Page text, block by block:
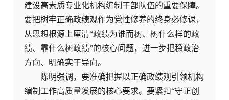
建设高素质专业化机构编制干部队伍的重要保障。
要把树牢正确政绩观作为党性修养的终身必修课，
从思想根源上厘清“政绩为谁而树、树什么样的政
绩、靠什么树政绩”的核心问题，进一步把稳政治
方向、明确实干导向。
陈明强调，要准确把握以正确政绩观引领机构
编制工作高质量发展的核心要求。要紧扣“守正创